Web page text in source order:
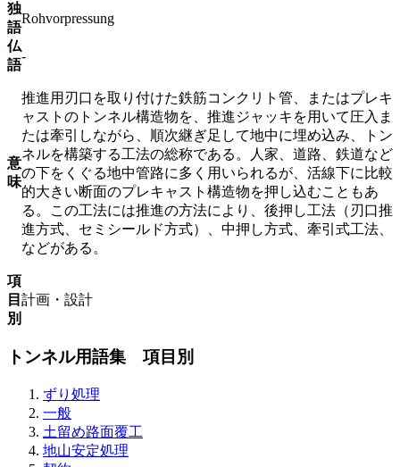
独
語
Rohvorpressung
仏
語
-
意
味
推進用刃口を取り付けた鉄筋コンクリト管、またはプレキ
ャストのトンネル構造物を、推進ジャッキを用いて圧入ま
たは牽引しながら、順次継ぎ足して地中に埋め込み、トン
ネルを構築する工法の総称である。人家、道路、鉄道など
の下をくぐる地中管路に多く用いられるが、活線下に比較
的大きい断面のプレキャスト構造物を押し込むこともあ
る。この工法には推進の方法により、後押し工法（刃口推
進方式、セミシールド方式）、中押し方式、牽引式工法、
などがある。
項
目
別
計画・設計
トンネル用語集 項目別
ずり処理
一般
土留め路面覆工
地山安定処理